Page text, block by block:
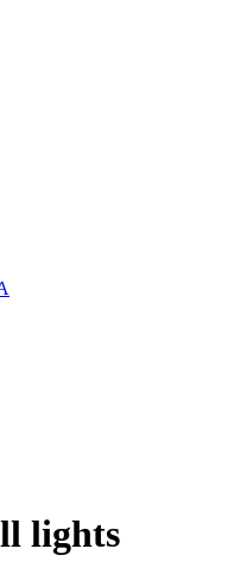
lights